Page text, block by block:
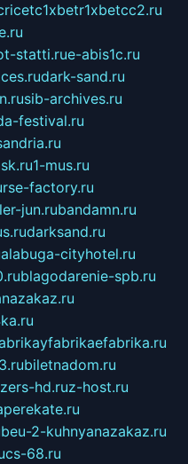
statti.rue-abis1c.ru
dark-sand.ru
sib-archives.ru
festival.ru
1-mus.ru
factory.ru
jun.rubandamn.ru
darksand.ru
alabuga-cityhotel.ru
blagodarenie-spb.ru
biletnadom.ru
hd.ruz-host.ru
2-kuhnyanazakaz.ru
cs-68.ru